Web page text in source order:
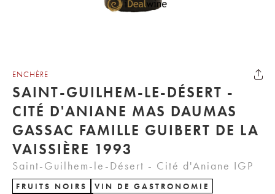
ENCHÈRE
SAINT-GUILHEM-LE-DÉSERT -
CITÉ D'ANIANE MAS DAUMAS
GASSAC FAMILLE GUIBERT DE LA
VAISSIÈRE 1993
Saint-Guilhem-le-Désert - Cité d'Aniane IGP
FRUITS NOIRS
VIN DE GASTRONOMIE